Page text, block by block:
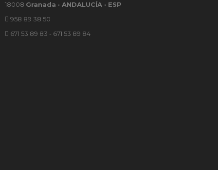
18008 Granada · ANDALUCÍA · ESP
958 89 38 50
671 53 89 83 - 671 53 89 84